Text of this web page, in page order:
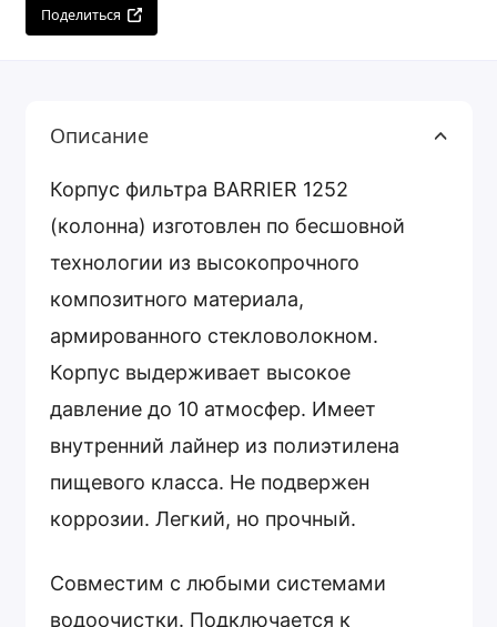
Поделиться
Описание
Корпус фильтра BARRIER 1252
(колонна) изготовлен по бесшовной
технологии из высокопрочного
композитного материала,
армированного стекловолокном.
Корпус выдерживает высокое
давление до 10 атмосфер. Имеет
внутренний лайнер из полиэтилена
пищевого класса. Не подвержен
коррозии. Легкий, но прочный.
Совместим с любыми системами
водоочистки. Подключается к